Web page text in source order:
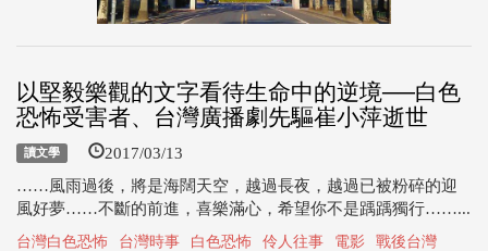
以堅毅樂觀的文字看待生命中的逆境──白色
恐怖受害者、台灣廣播劇先驅崔小萍逝世
讀文學 2017/03/13
……風雨過後，將是海闊天空，越過長夜，越過已被粉碎的迎
風好夢……不斷的前進，喜樂滿心，希望你不是踽踽獨行……...
台灣白色恐怖 台灣時事 白色恐怖 伶人往事 電影 戰後台灣